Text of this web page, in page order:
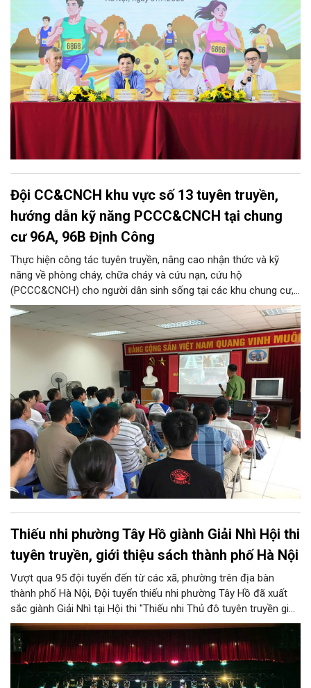
Đội CC&CNCH khu vực số 13 tuyên truyền,
hướng dẫn kỹ năng PCCC&CNCH tại chung
cư 96A, 96B Định Công
Thực hiện công tác tuyên truyền, nâng cao nhận thức và kỹ
năng về phòng cháy, chữa cháy và cứu nạn, cứu hộ
(PCCC&CNCH) cho người dân sinh sống tại các khu chung cư,
ngày 31/7/2026, Đội Cảnh sát chữa cháy và cứu nạn, cứu hộ
khu vực số 13 - Phòng Cảnh sát PCCC&CNCH, Công an thành
phố Hà Nội đã phối hợp với Ban quản lý hai tòa nhà chung cư
96A và 96B Định Công (phường Phương Liệt, thành phố Hà Nội)
tổ chức buổi tuyên truyền, phổ biến kiến thức và kỹ năng về
PCCC&CNCH.
Thiếu nhi phường Tây Hồ giành Giải Nhì Hội thi
tuyên truyền, giới thiệu sách thành phố Hà Nội
Vượt qua 95 đội tuyển đến từ các xã, phường trên địa bàn
thành phố Hà Nội, Đội tuyển thiếu nhi phường Tây Hồ đã xuất
sắc giành Giải Nhì tại Hội thi "Thiếu nhi Thủ đô tuyên truyền giới
thiệu sách; Múa hát tập thể và Ca khúc măng non" năm 2026 do
Sở Văn hóa và Thể thao Hà Nội tổ chức.